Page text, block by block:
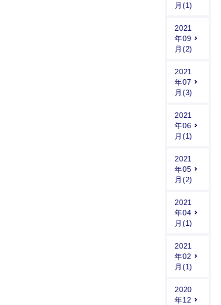
月(1)
2021
年09
月(2)
2021
年07
月(3)
2021
年06
月(1)
2021
年05
月(2)
2021
年04
月(1)
2021
年02
月(1)
2020
年12